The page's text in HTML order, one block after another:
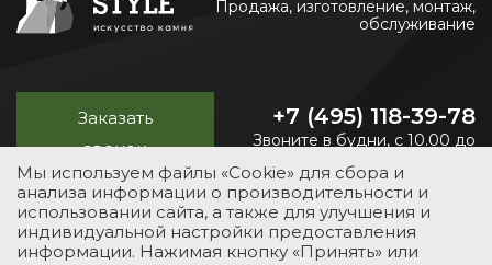
Продажа, изготовление, монтаж,
обслуживание
Заказать
звонок
+7 (495) 118-39-78
Звоните в будни, с 10.00 до
УСЛУГИ КАТАЛОГ ПОРТФОЛИО О КОМПАНИИ
Мы используем файлы «Cookie» для сбора и
анализа информации о производительности и
использовании сайта, а также для улучшения и
индивидуальной настройки предоставления
информации. Нажимая кнопку «Принять» или